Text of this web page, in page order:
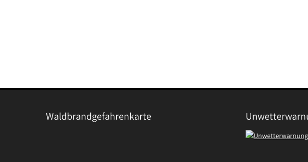
Waldbrandgefahrenkarte